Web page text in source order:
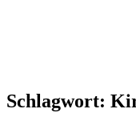
Schlagwort: